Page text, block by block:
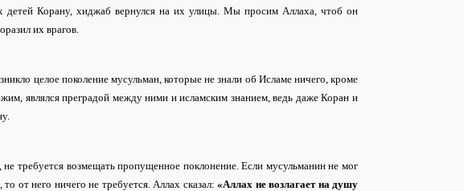
детей Корану, хиджаб вернулся на их улицы. Мы просим Аллаха, чтоб он
их врагов.
целое поколение мусульман, которые не знали об Исламе ничего, кроме
являлся преградой между ними и исламским знанием, ведь даже Коран и
требуется возмещать пропущенное поклонение. Если мусульманин не мог
от него ничего не требуется. Аллах сказал: «Аллах не возлагает на душу